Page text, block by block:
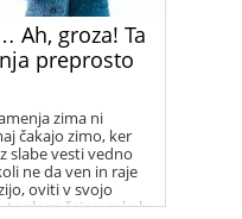
Ah, groza! Ta
preprosto
zima ni
čakajo zimo, ker
slabe vesti vedno
ne da ven in raje
oviti v svojo
čaja v rokah.